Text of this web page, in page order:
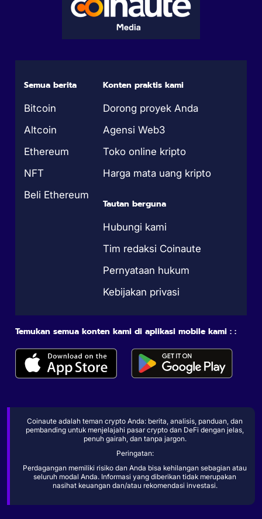
Semua berita
Bitcoin
Altcoin
Ethereum
NFT
Beli Ethereum
Konten praktis kami
Dorong proyek Anda
Agensi Web3
Toko online kripto
Harga mata uang kripto
Tautan berguna
Hubungi kami
Tim redaksi Coinaute
Pernyataan hukum
Kebijakan privasi
Temukan semua konten kami di aplikasi mobile kami : :
Coinaute adalah teman crypto Anda: berita, analisis, panduan, dan
pembanding untuk menjelajahi pasar crypto dan DeFi dengan jelas,
penuh gairah, dan tanpa jargon.
Peringatan:
Perdagangan memiliki risiko dan Anda bisa kehilangan sebagian atau
seluruh modal Anda. Informasi yang diberikan tidak merupakan
nasihat keuangan dan/atau rekomendasi investasi.